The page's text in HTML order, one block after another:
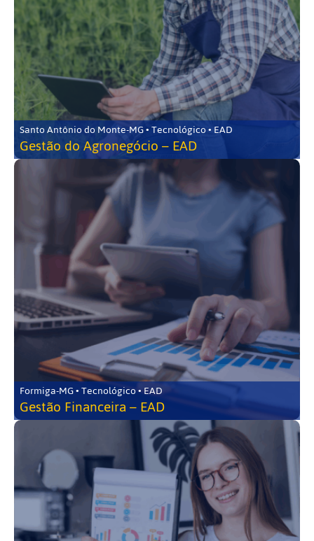
Santo Antônio do Monte-MG • Tecnológico • EAD
Gestão do Agronegócio – EAD
Formiga-MG • Tecnológico • EAD
Gestão Financeira – EAD